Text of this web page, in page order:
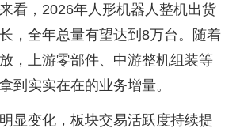
看，2026年人形机器人整机出货
，全年总量有望达到8万台。随着
，上游零部件、中游整机组装等
到实实在在的业务增量。
显变化，板块交易活跃度持续提